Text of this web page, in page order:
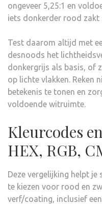
ongeveer 5,25:1 en
iets donkerder rood zakt
Test daarom altijd met
desnoods het
donkergrijs als basis, of
op lichte vlakken. Reken
betekenis te tonen en
voldoende witruimte.
Kleurcodes
HEX, RGB,
Deze vergelijking helpt je
te kiezen voor rood en
verf/coating, inclusief